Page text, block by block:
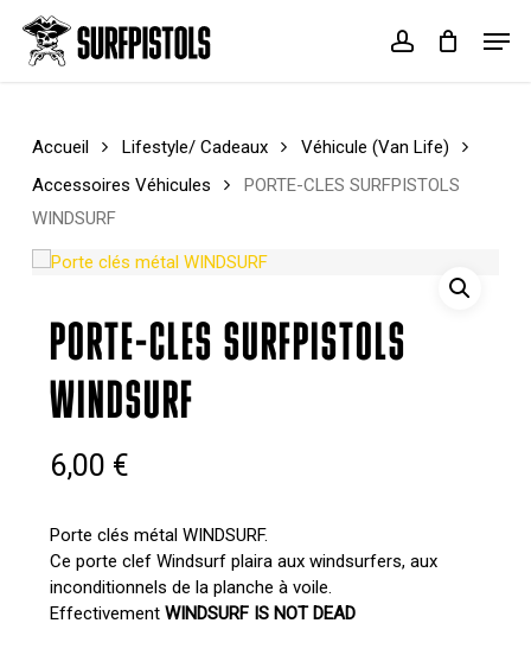
main
account
Cart Close
Accueil Lifestyle/ Cadeaux
Véhicule (Van Life)
Accessoires Véhicules
PORTE-CLES SURFPISTOLS
WINDSURF
PORTE-CLES SURFPISTOLS
WINDSURF
6,00 €
Porte clés métal WINDSURF.
Ce porte clef Windsurf plaira aux windsurfers, aux
inconditionnels de la planche à voile.
Effectivement WINDSURF IS NOT DEAD